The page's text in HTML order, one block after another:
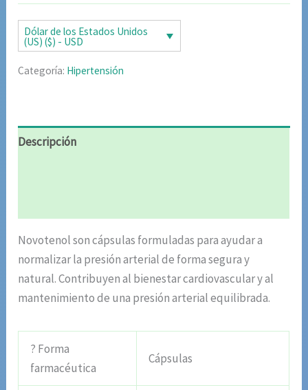
original
era:
$64.31.
actual
es:
$31.61.
Dólar de los Estados Unidos
(US) ($) - USD
Categoría: Hipertensión
Descripción
Novotenol son cápsulas formuladas para ayudar a
normalizar la presión arterial de forma segura y
natural. Contribuyen al bienestar cardiovascular y al
mantenimiento de una presión arterial equilibrada.
? Forma
farmacéutica
Cápsulas